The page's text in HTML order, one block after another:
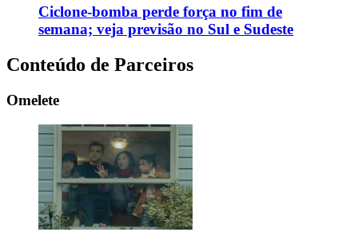
Ciclone-bomba perde força no fim de
semana; veja previsão no Sul e Sudeste
Conteúdo de Parceiros
Omelete